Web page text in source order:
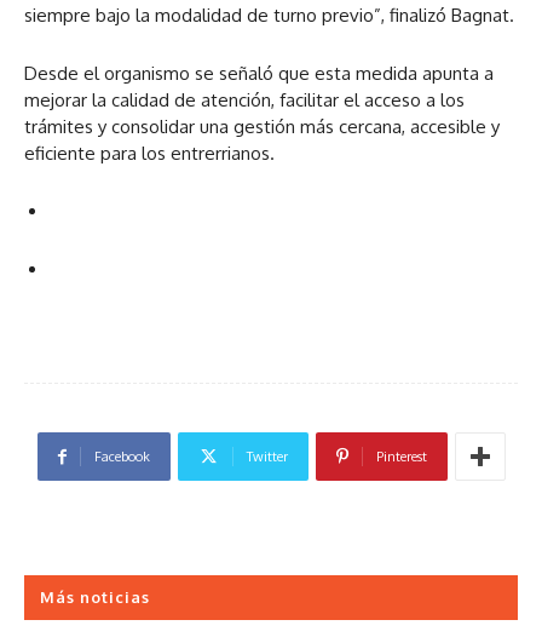
siempre bajo la modalidad de turno previo”, finalizó Bagnat.
Desde el organismo se señaló que esta medida apunta a
mejorar la calidad de atención, facilitar el acceso a los
trámites y consolidar una gestión más cercana, accesible y
eficiente para los entrerrianos.
Facebook Twitter Pinterest
Más noticias